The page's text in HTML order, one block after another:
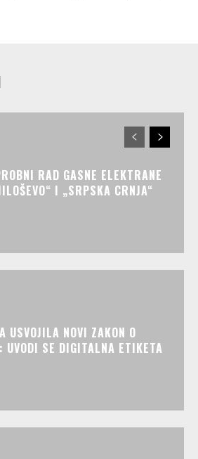
RAD GASNE ELEKTRANE
I „SRPSKA CRNJA“
USVOJILA NOVI ZAKON O
SE DIGITALNA ETIKETA